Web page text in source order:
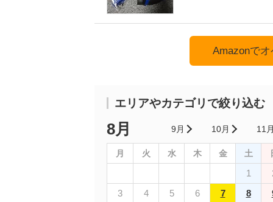
Amazonで
エリアやカテゴリで絞り込む
8月 9月 10月 11
月 火 水 木 金 土
1
3
4 5 6 7 8